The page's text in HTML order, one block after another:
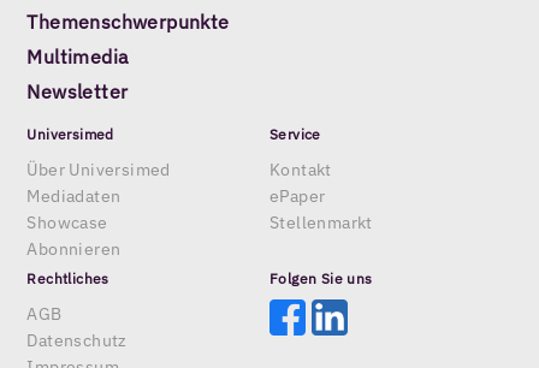
Themenschwerpunkte
Multimedia
Newsletter
Universimed
Über Universimed
Mediadaten
Showcase
Abonnieren
Service
Kontakt
ePaper
Stellenmarkt
Rechtliches
AGB
Datenschutz
Folgen Sie uns